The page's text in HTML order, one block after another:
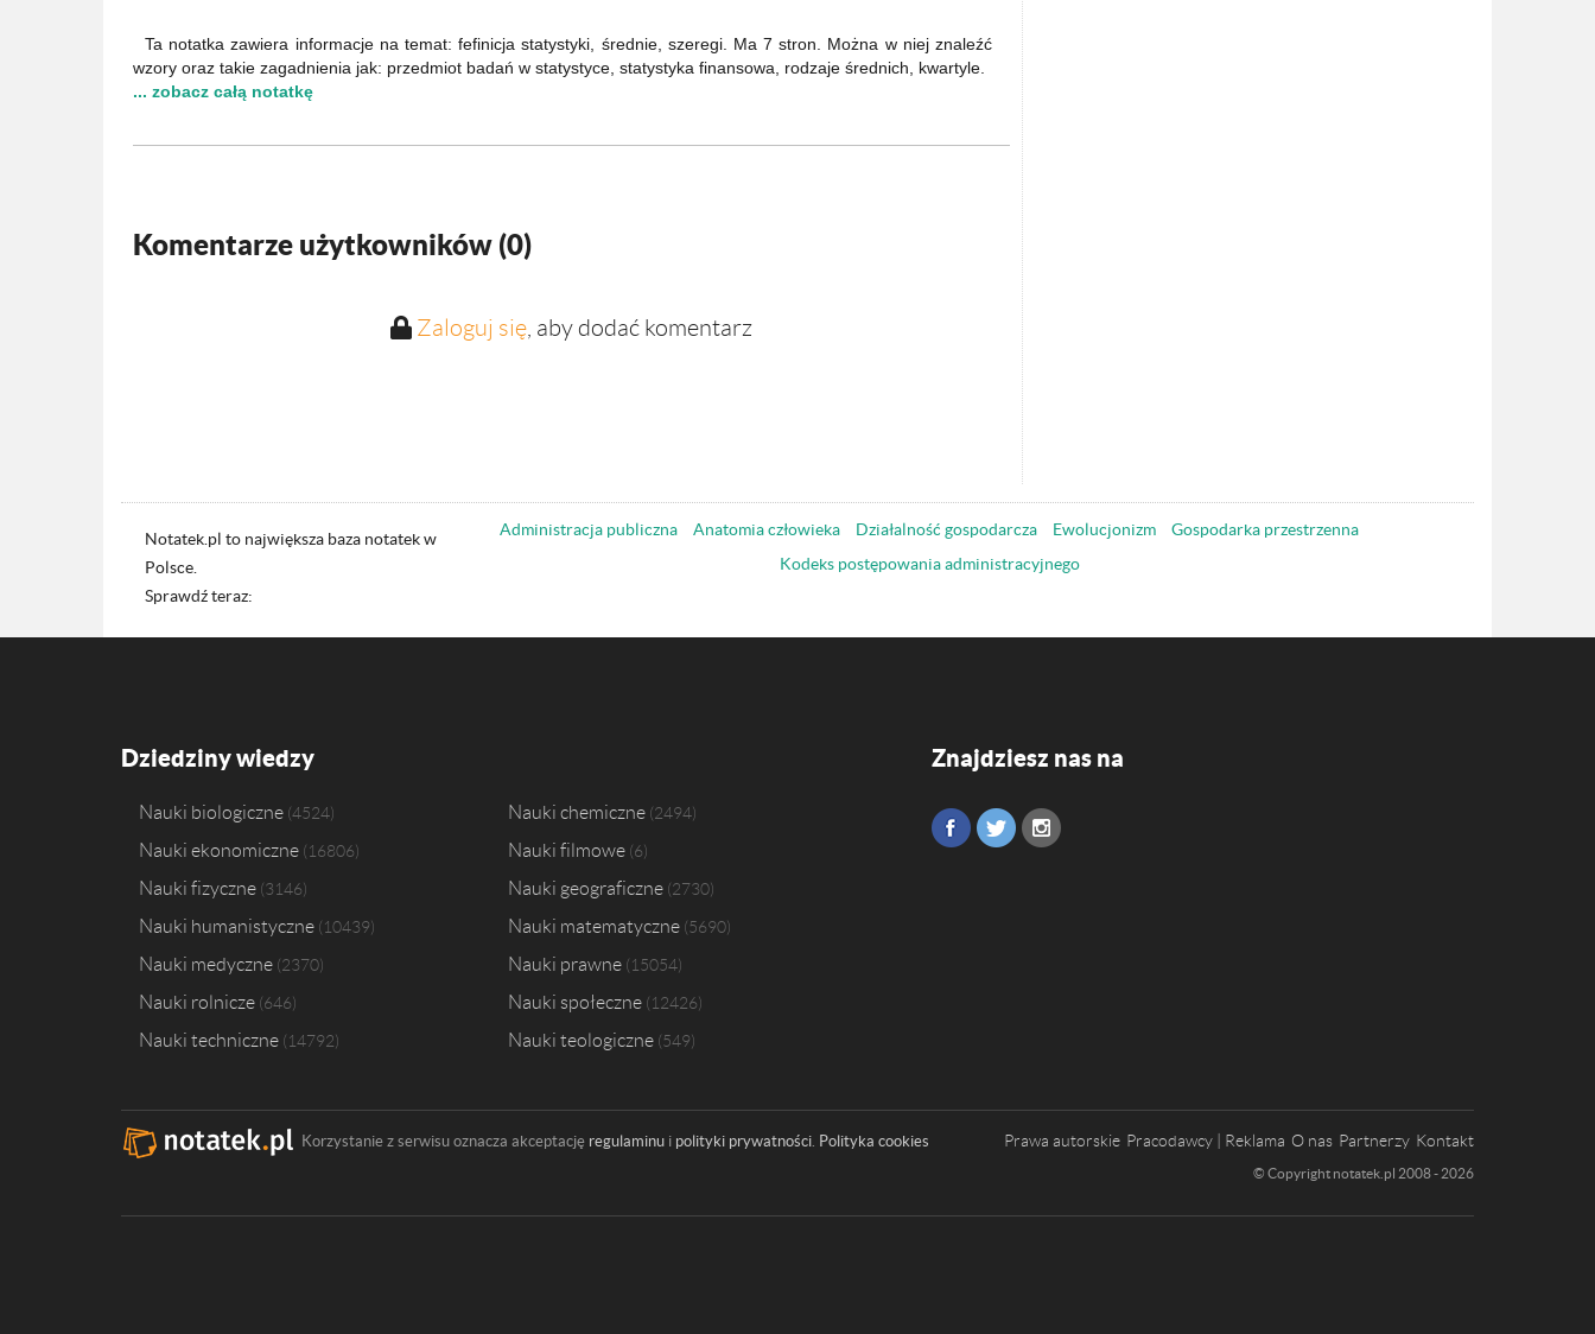
Ta notatka zawiera informacje na temat: fefinicja statystyki, średnie, szeregi. Ma 7 stron. Można w niej znaleźć
wzory oraz takie zagadnienia jak: przedmiot badań w statystyce, statystyka finansowa, rodzaje średnich, kwartyle.
... zobacz całą notatkę
Komentarze użytkowników (0)
Zaloguj się, aby dodać komentarz
Notatek.pl to największa baza notatek w
Polsce.
Sprawdź teraz:
Administracja publiczna Anatomia człowieka Działalność gospodarcza Ewolucjonizm
Gospodarka przestrzenna
Kodeks postępowania administracyjnego
Dziedziny wiedzy
Nauki biologiczne 4524 Nauki chemiczne 2494
Nauki ekonomiczne 16806 Nauki filmowe 6
Nauki fizyczne 3146 Nauki geograficzne 2730
Nauki humanistyczne 10439 Nauki matematyczne 5690
Nauki medyczne 2370 Nauki prawne 15054
Nauki rolnicze 646 Nauki społeczne 12426
Nauki techniczne 14792 Nauki teologiczne 549
Znajdziesz nas na
Korzystanie z serwisu oznacza akceptację regulaminu i polityki prywatności. Polityka cookies Prawa autorskie Pracodawcy | Reklama O nas Partnerzy Kontakt
© Copyright notatek.pl 2008 - 2026